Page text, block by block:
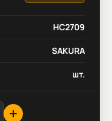
HC2709
SAKURA
шт.